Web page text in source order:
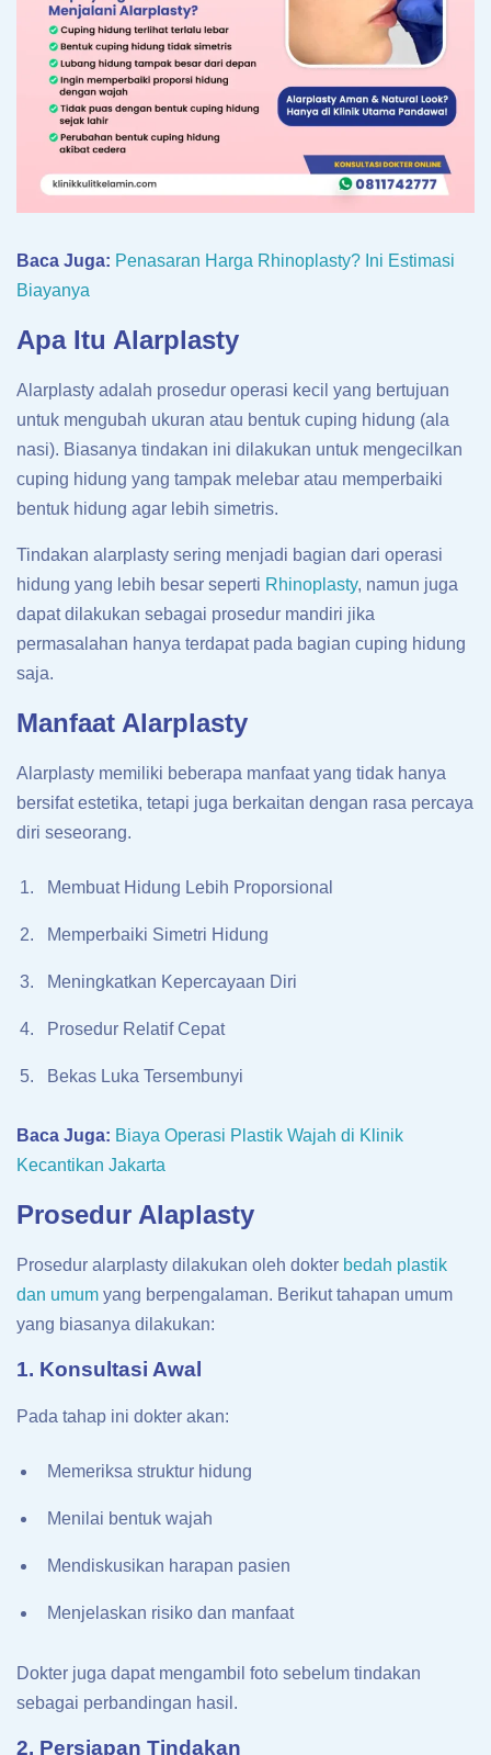
Baca Juga: Penasaran Harga Rhinoplasty? Ini Estimasi
Biayanya
Apa Itu Alarplasty
Alarplasty adalah prosedur operasi kecil yang bertujuan
untuk mengubah ukuran atau bentuk cuping hidung (ala
nasi). Biasanya tindakan ini dilakukan untuk mengecilkan
cuping hidung yang tampak melebar atau memperbaiki
bentuk hidung agar lebih simetris.
Tindakan alarplasty sering menjadi bagian dari operasi
hidung yang lebih besar seperti Rhinoplasty, namun juga
dapat dilakukan sebagai prosedur mandiri jika
permasalahan hanya terdapat pada bagian cuping hidung
saja.
Manfaat Alarplasty
Alarplasty memiliki beberapa manfaat yang tidak hanya
bersifat estetika, tetapi juga berkaitan dengan rasa percaya
diri seseorang.
Membuat Hidung Lebih Proporsional
Memperbaiki Simetri Hidung
Meningkatkan Kepercayaan Diri
Prosedur Relatif Cepat
Bekas Luka Tersembunyi
Baca Juga: Biaya Operasi Plastik Wajah di Klinik
Kecantikan Jakarta
Prosedur Alaplasty
Prosedur alarplasty dilakukan oleh dokter bedah plastik
dan umum yang berpengalaman. Berikut tahapan umum
yang biasanya dilakukan:
1. Konsultasi Awal
Pada tahap ini dokter akan:
Memeriksa struktur hidung
Menilai bentuk wajah
Mendiskusikan harapan pasien
Menjelaskan risiko dan manfaat
Dokter juga dapat mengambil foto sebelum tindakan
sebagai perbandingan hasil.
2. Persiapan Tindakan